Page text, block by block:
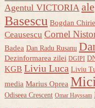
Agentul VICTORIA
Basescu Bogdan
Ceausescu Cornel
Badea Dan Radu Rusanu
Dezinformarea zilei DGIPI
KGB Liviu Luca Liviu
media Marius Oprea
Odiseea Crescent Omar Hayssam